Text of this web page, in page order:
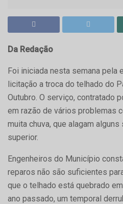
Da Redação
Foi iniciada nesta semana pela
licitação a troca do telhado do
Outubro. O serviço, contratado
em razão de vários problemas
muita chuva, que alagam
superior.
Engenheiros do Município
reparos não são suficientes
que o telhado está quebrado
ano passado, um temporal